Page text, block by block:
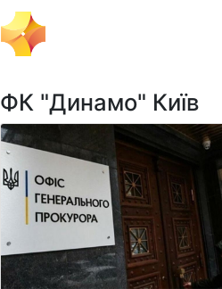
ФК "Динамо" Київ